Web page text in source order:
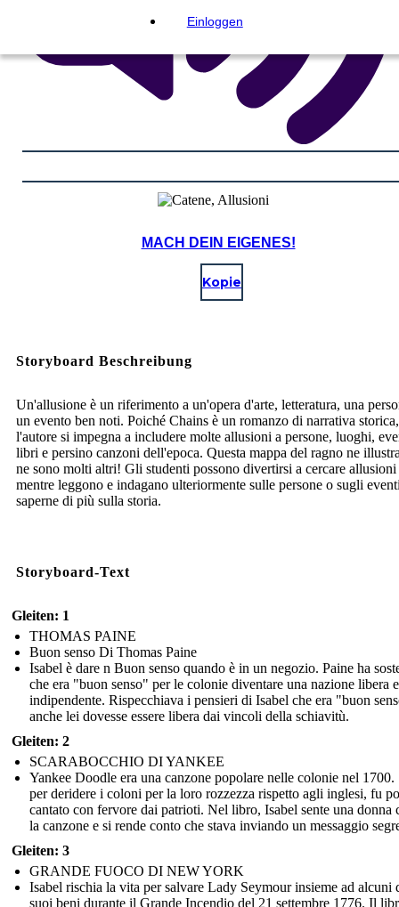
Einloggen
MACH DEIN EIGENES!
Kopie
Storyboard Beschreibung
Un'allusione è un riferimento a un'opera d'arte, letteratura, una
un evento ben noti. Poiché Chains è un romanzo di narrativa storica,
l'autore si impegna a includere molte allusioni a persone, luoghi,
libri e persino canzoni dell'epoca. Questa mappa del ragno ne
ne sono molti altri! Gli studenti possono divertirsi a cercare allusioni
mentre leggono e indagano ulteriormente sulle persone o sugli
saperne di più sulla storia.
Storyboard-Text
Gleiten: 1
THOMAS PAINE
Buon senso Di Thomas Paine
Isabel è dare n Buon senso quando è in un negozio. Paine ha
che era "buon senso" per le colonie diventare una nazione libera e
indipendente. Rispecchiava i pensieri di Isabel che era "buon
anche lei dovesse essere libera dai vincoli della schiavitù.
Gleiten: 2
SCARABOCCHIO DI YANKEE
Yankee Doodle era una canzone popolare nelle colonie nel 1700.
per deridere i coloni per la loro rozzezza rispetto agli inglesi, fu
cantato con fervore dai patrioti. Nel libro, Isabel sente una donna
la canzone e si rende conto che stava inviando un messaggio
Gleiten: 3
GRANDE FUOCO DI NEW YORK
Isabel rischia la vita per salvare Lady Seymour insieme ad alcuni
suoi beni durante il Grande Incendio del 21 settembre 1776. Il